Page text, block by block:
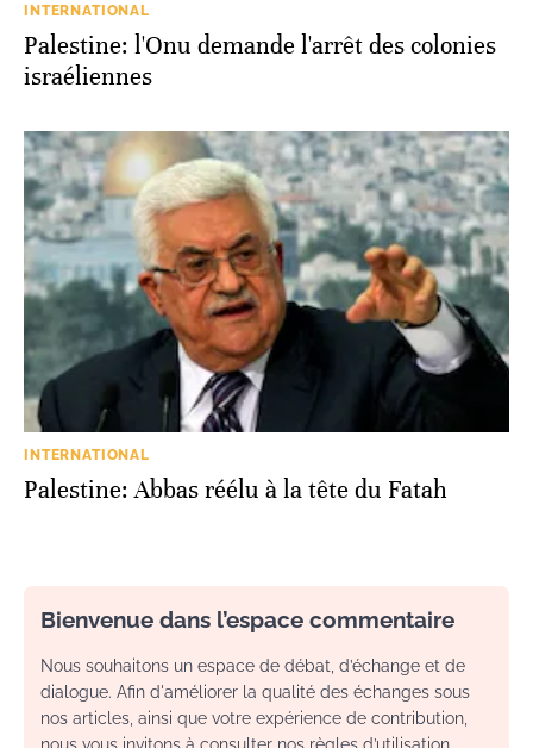
INTERNATIONAL
Palestine: l'Onu demande l'arrêt des colonies
israéliennes
INTERNATIONAL
Palestine: Abbas réélu à la tête du Fatah
Bienvenue dans l’espace commentaire
Nous souhaitons un espace de débat, d’échange et de
dialogue. Afin d'améliorer la qualité des échanges sous
nos articles, ainsi que votre expérience de contribution,